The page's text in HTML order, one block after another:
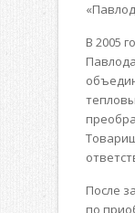
В 2005
После
по